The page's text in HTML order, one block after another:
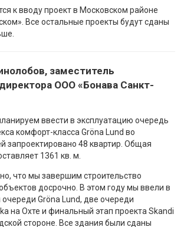
к вводу проект в Московском районе
Все остальные проекты будут сданы
заместитель
ООО «Бонава Санкт-
ввести в эксплуатацию очередь
комфорт-класса Gröna Lund во
запроектировано 48 квартир. Общая
1361 кв. м.
что мы завершим строительство
досрочно. В этом году мы ввели в
Gröna Lund, две очереди
на Охте и финальный этап проекта Skandi
стороне. Все здания были сданы